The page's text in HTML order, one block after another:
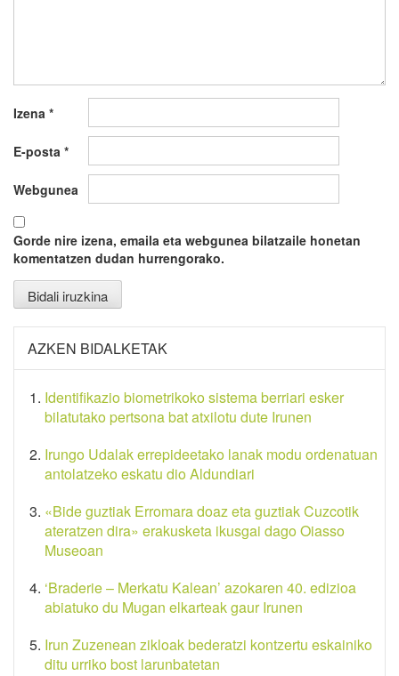
Izena *
E-posta *
Webgunea
Gorde nire izena, emaila eta webgunea bilatzaile honetan
komentatzen dudan hurrengorako.
AZKEN BIDALKETAK
Identifikazio biometrikoko sistema berriari esker
bilatutako pertsona bat atxilotu dute Irunen
Irungo Udalak errepideetako lanak modu ordenatuan
antolatzeko eskatu dio Aldundiari
«Bide guztiak Erromara doaz eta guztiak Cuzcotik
ateratzen dira» erakusketa ikusgai dago Oiasso
Museoan
‘Braderie – Merkatu Kalean’ azokaren 40. edizioa
abiatuko du Mugan elkarteak gaur Irunen
Irun Zuzenean zikloak bederatzi kontzertu eskainiko
ditu urriko bost larunbatetan